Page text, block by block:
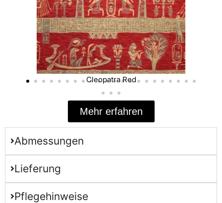
Cleopatra Red
Mehr erfahren
Abmessungen
Lieferung
Pflegehinweise